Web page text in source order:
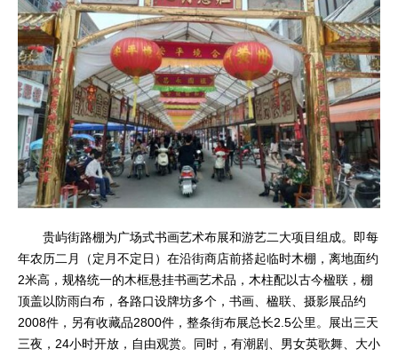
贵屿街路棚为广场式书画艺术布展和游艺二大项目组成。即每
年农历二月（定月不定日）在沿街商店前搭起临时木棚，离地面约
2米高，规格统一的木框悬挂书画艺术品，木柱配以古今楹联，棚
顶盖以防雨白布，各路口设牌坊多个，书画、楹联、摄影展品约
2008件，另有收藏品2800件，整条街布展总长2.5公里。展出三天
三夜，24小时开放，自由观赏。同时，有潮剧、男女英歌舞、大小